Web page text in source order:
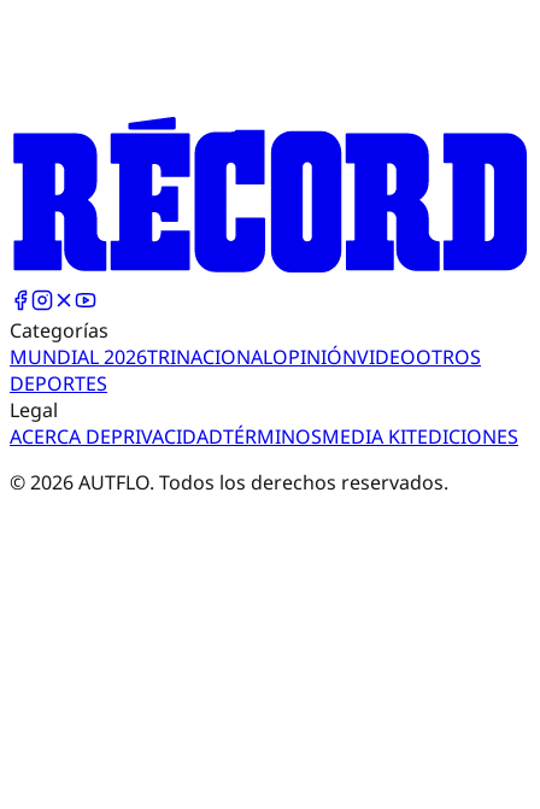
Categorías
MUNDIAL 2026TRINACIONALOPINIÓNVIDEOOTROS
DEPORTES
Legal
ACERCA DEPRIVACIDADTÉRMINOSMEDIA KITEDICIONES
©2026AUTFLO. Todos los derechos reservados.